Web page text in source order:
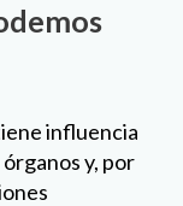
influencia
y, por